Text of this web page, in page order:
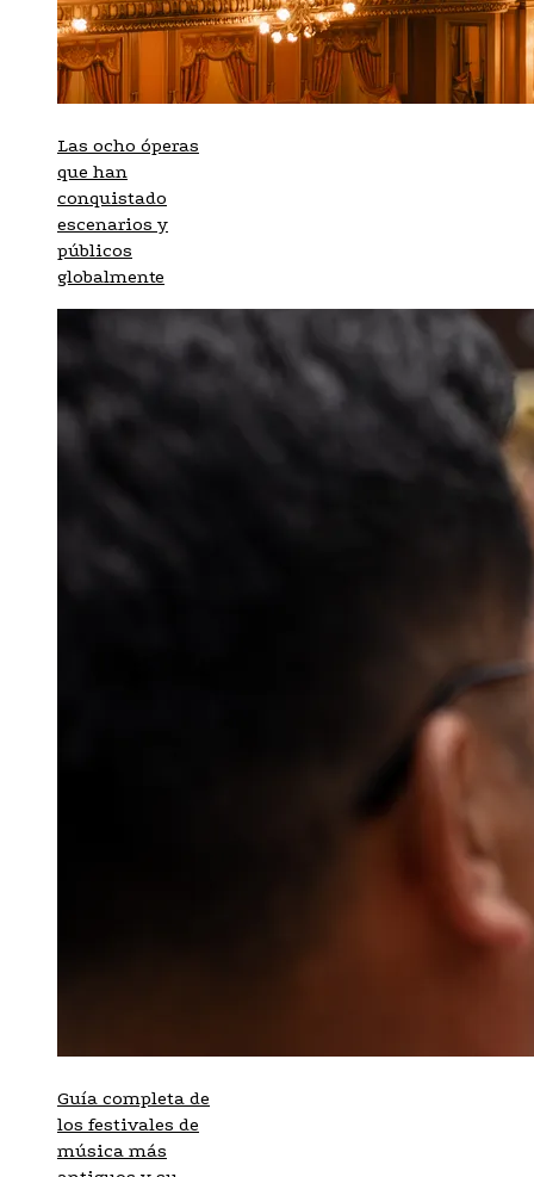
Las ocho óperas
que han
conquistado
escenarios y
públicos
globalmente
Guía completa de
los festivales de
música más